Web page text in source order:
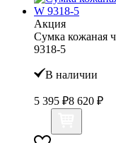
Акция
Сумка кожаная
9318-5
В наличии
5 395 ₽8 620 ₽